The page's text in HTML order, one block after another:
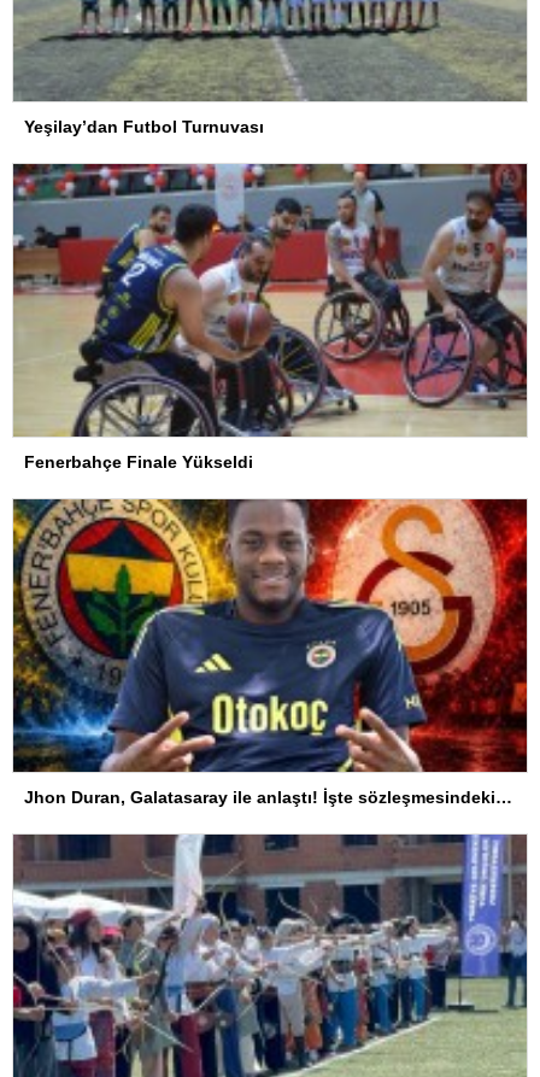
Yeşilay’dan Futbol Turnuvası
Fenerbahçe Finale Yükseldi
Jhon Duran, Galatasaray ile anlaştı! İşte sözleşmesindeki özel madde